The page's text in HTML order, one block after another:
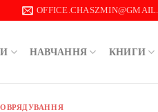
НАВЧАННЯ КНИГИ